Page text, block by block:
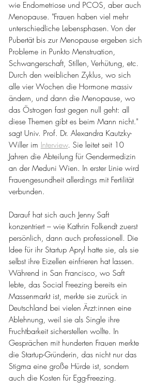
wie Endometriose und PCOS, aber auch
Menopause. "Frauen haben viel mehr
unterschiedliche Lebensphasen. Von der
Pubertät bis zur Menopause ergeben sich
Probleme in Punkto Menstruation,
Schwangerschaft, Stillen, Verhütung, etc.
Durch den weiblichen Zyklus, wo sich
alle vier Wochen die Hormone massiv
ändern, und dann die Menopause, wo
das Östrogen fast gegen null geht: all
diese Themen gibt es beim Mann nicht."
sagt Univ. Prof. Dr. Alexandra Kautzky-
Willer im Interview. Sie leitet seit 10
Jahren die Abteilung für Gendermedizin
an der Meduni Wien. In erster Linie wird
Frauengesundheit allerdings mit Fertilität
verbunden.
Darauf hat sich auch Jenny Saft
konzentriert – wie Kathrin Folkendt zuerst
persönlich, dann auch professionell. Die
Idee für ihr Startup Apryl hatte sie, als sie
selbst ihre Eizellen einfrieren hat lassen.
Während in San Francisco, wo Saft
lebte, das Social Freezing bereits ein
Massenmarkt ist, merkte sie zurück in
Deutschland bei vielen Ärzt:innen eine
Ablehnung, weil sie als Single ihre
Fruchtbarkeit sicherstellen wollte. In
Gesprächen mit hunderten Frauen merkte
die Startup-Gründerin, das nicht nur das
Stigma eine große Hürde ist, sondern
auch die Kosten für Egg-Freezing.